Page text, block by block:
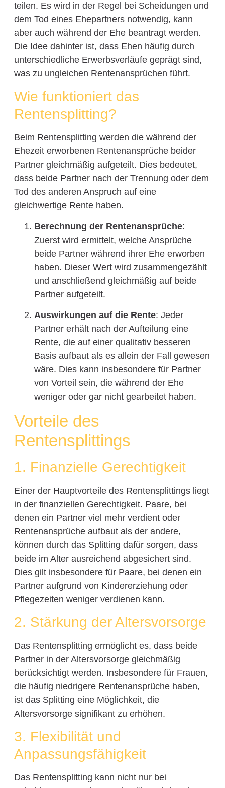
teilen. Es wird in der Regel bei Scheidungen und
dem Tod eines Ehepartners notwendig, kann
aber auch während der Ehe beantragt werden.
Die Idee dahinter ist, dass Ehen häufig durch
unterschiedliche Erwerbsverläufe geprägt sind,
was zu ungleichen Rentenansprüchen führt.
Wie funktioniert das
Rentensplitting?
Beim Rentensplitting werden die während der
Ehezeit erworbenen Rentenansprüche beider
Partner gleichmäßig aufgeteilt. Dies bedeutet,
dass beide Partner nach der Trennung oder dem
Tod des anderen Anspruch auf eine
gleichwertige Rente haben.
Berechnung der Rentenansprüche:
Zuerst wird ermittelt, welche Ansprüche
beide Partner während ihrer Ehe erworben
haben. Dieser Wert wird zusammengezählt
und anschließend gleichmäßig auf beide
Partner aufgeteilt.
Auswirkungen auf die Rente: Jeder
Partner erhält nach der Aufteilung eine
Rente, die auf einer qualitativ besseren
Basis aufbaut als es allein der Fall gewesen
wäre. Dies kann insbesondere für Partner
von Vorteil sein, die während der Ehe
weniger oder gar nicht gearbeitet haben.
Vorteile des
Rentensplittings
1. Finanzielle Gerechtigkeit
Einer der Hauptvorteile des Rentensplittings liegt
in der finanziellen Gerechtigkeit. Paare, bei
denen ein Partner viel mehr verdient oder
Rentenansprüche aufbaut als der andere,
können durch das Splitting dafür sorgen, dass
beide im Alter ausreichend abgesichert sind.
Dies gilt insbesondere für Paare, bei denen ein
Partner aufgrund von Kindererziehung oder
Pflegezeiten weniger verdienen kann.
2. Stärkung der Altersvorsorge
Das Rentensplitting ermöglicht es, dass beide
Partner in der Altersvorsorge gleichmäßig
berücksichtigt werden. Insbesondere für Frauen,
die häufig niedrigere Rentenansprüche haben,
ist das Splitting eine Möglichkeit, die
Altersvorsorge signifikant zu erhöhen.
3. Flexibilität und
Anpassungsfähigkeit
Das Rentensplitting kann nicht nur bei